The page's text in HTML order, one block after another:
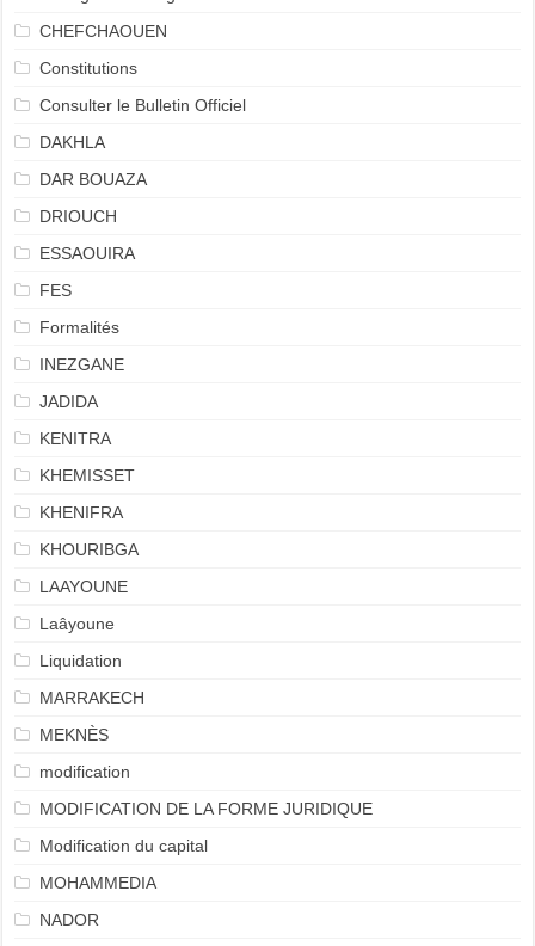
CHEFCHAOUEN
Constitutions
Consulter le Bulletin Officiel
DAKHLA
DAR BOUAZA
DRIOUCH
ESSAOUIRA
FES
Formalités
INEZGANE
JADIDA
KENITRA
KHEMISSET
KHENIFRA
KHOURIBGA
LAAYOUNE
Laâyoune
Liquidation
MARRAKECH
MEKNÈS
modification
MODIFICATION DE LA FORME JURIDIQUE
Modification du capital
MOHAMMEDIA
NADOR